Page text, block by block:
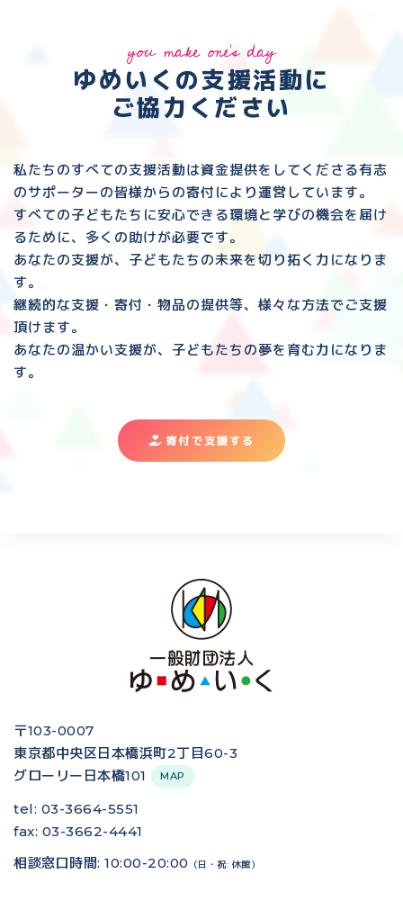
you make one's day
ゆめいくの支援活動に
ご協力ください
私たちのすべての支援活動は資金提供をしてくださる有志
のサポーターの皆様からの寄付により運営しています。
すべての子どもたちに安心できる環境と 学びの機会を届け
るために、多くの助けが必要です。
あなたの支援が、子どもたちの未来を切り拓く力になりま
す。
継続的な支援・寄付・物品の提供等、様々な方法でご支援
頂けます。
あなたの温かい支援が、子どもたちの夢を育む力になりま
す。
寄付で支援する
〒103-0007
東京都中央区日本橋浜町2丁目60-3
グローリー日本橋101
MAP
tel: 03-3664-5551
fax: 03-3662-4441
相談窓口時間: 10:00-20:00
（日・祝: 休館）